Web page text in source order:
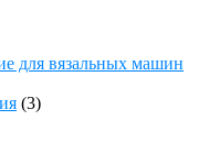
для вязальных машин
(3)